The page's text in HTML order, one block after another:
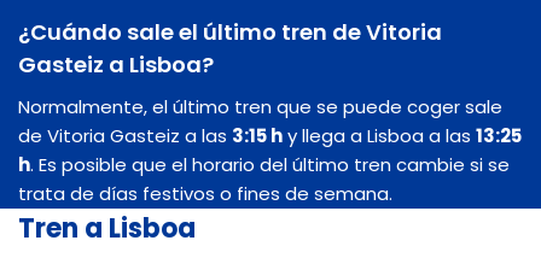
¿Cuándo sale el último tren de Vitoria
Gasteiz a Lisboa?
Normalmente, el último tren que se puede coger sale
de Vitoria Gasteiz a las 3:15 hy llega a Lisboa a las 13:25
h. Es posible que el horario del último tren cambie si se
trata de días festivos o fines de semana.
Tren a Lisboa